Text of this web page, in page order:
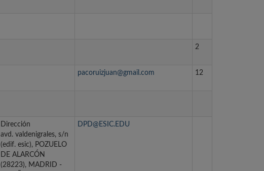
2
pacoruizjuan@gmail.com 12
Dirección
avd. valdenigrales, s/n
(edif. esic), POZUELO
DE ALARCÓN
(28223), MADRID -
DPD@ESIC.EDU